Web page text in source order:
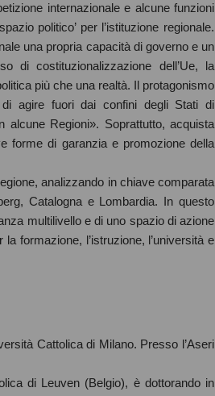
internazionale e alcune funzioni
politico’ per l’istituzione regionale.
una propria capacità di governo e un
di costituzionalizzazione dell’Ue, la
più che una realtà. Il protagonismo
agire fuori dai confini degli Stati di
alcune Regioni». Soprattutto, acquista
forme di garanzia e promozione della
analizzando in chiave comparata
Catalogna e Lombardia. In questo
multilivello e di uno spazio di azione
formazione, l’istruzione, l’università e
Cattolica di Milano. Presso l’Aseri
di Leuven (Belgio), è dottorando in